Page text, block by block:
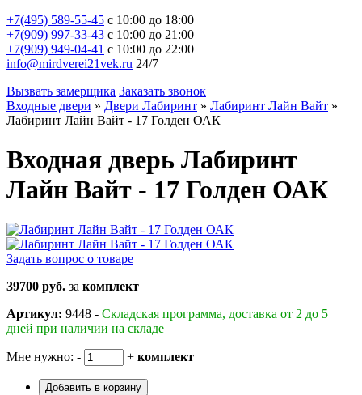
+7(495) 589-55-45 с 10:00 до 18:00
+7(909) 997-33-43 с 10:00 до 21:00
+7(909) 949-04-41 с 10:00 до 22:00
info@mirdverei21vek.ru 24/7
Вызвать замерщика Заказать звонок
Входные двери » Двери Лабиринт » Лабиринт Лайн Вайт »
Лабиринт Лайн Вайт - 17 Голден ОАК
Входная дверь Лабиринт
Лайн Вайт - 17 Голден ОАК
Задать вопрос о товаре
39700 руб. за комплект
Артикул: 9448 - Складская программа, доставка от 2 до 5
дней при наличии на складе
Мне нужно: - + комплект
Добавить в корзину